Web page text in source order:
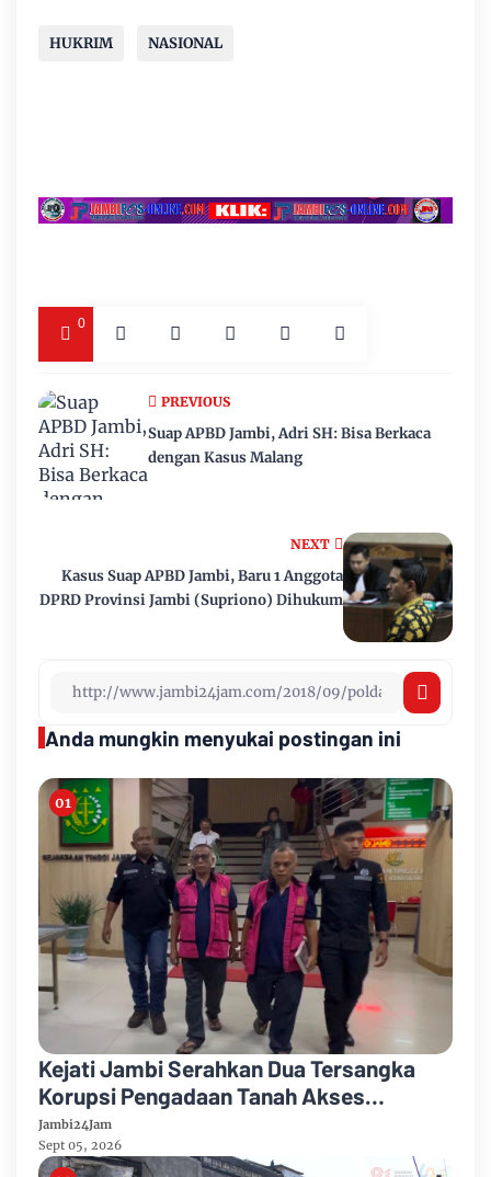
HUKRIM NASIONAL
0
NEXT
Kasus Suap APBD Jambi, Baru 1 Anggota
DPRD Provinsi Jambi (Supriono) Dihukum
PREVIOUS
Suap APBD Jambi, Adri SH: Bisa Berkaca
dengan Kasus Malang
Anda mungkin menyukai postingan ini
Kejati Jambi Serahkan Dua Tersangka
Korupsi Pengadaan Tanah Akses
Pelabuhan Ujung Jabung Ke Penuntut
Umum
Jambi24Jam
Sept 05, 2026